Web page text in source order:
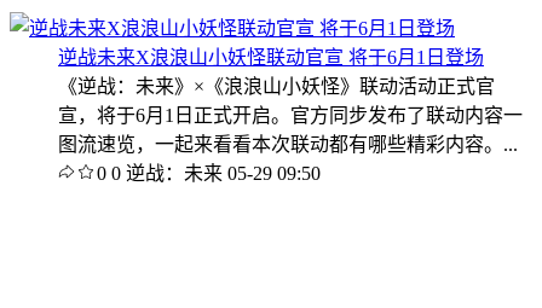
逆战未来X浪浪山小妖怪联动官宣 将于6月1日登场
《逆战：未来》×《浪浪山小妖怪》联动活动正式官
宣，将于6月1日正式开启。官方同步发布了联动内容一
图流速览，一起来看看本次联动都有哪些精彩内容。...
0 0 逆战：未来 05-29 09:50